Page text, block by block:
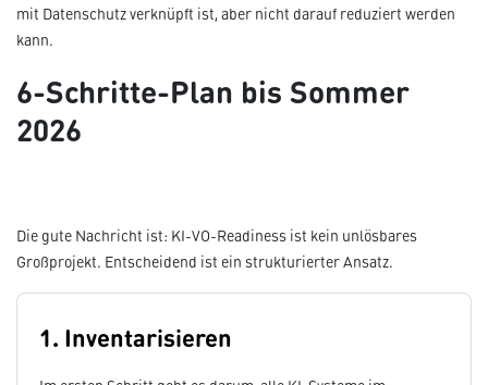
mit Datenschutz verknüpft ist, aber nicht darauf reduziert werden
kann.
6-Schritte-Plan bis Sommer
2026
Die gute Nachricht ist: KI-VO-Readiness ist kein unlösbares
Großprojekt. Entscheidend ist ein strukturierter Ansatz.
1. Inventarisieren